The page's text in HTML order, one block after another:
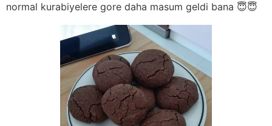
normal kurabiyelere gore daha masum geldi bana 😇😇